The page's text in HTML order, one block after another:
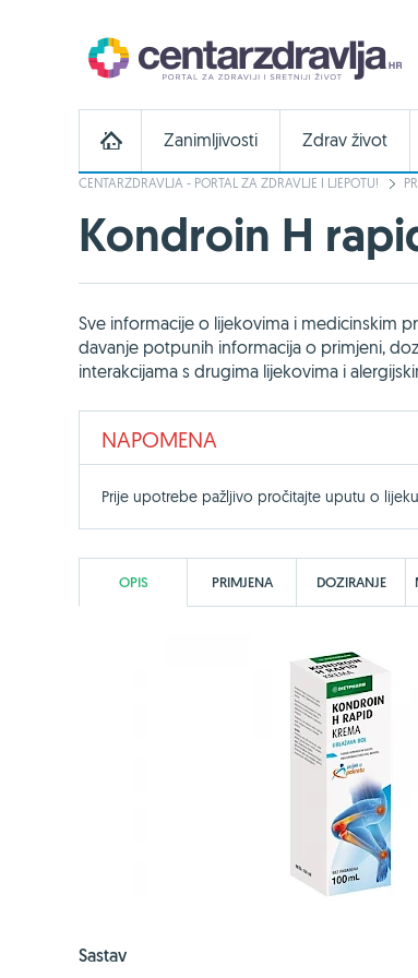
Zanimljivosti Zdrav život
CENTARZDRAVLJA - PORTAL ZA ZDRAVLJE I LJEPOTU!
Kondroin H
Sve informacije o lijekovima i medicinskim
davanje potpunih informacija o primjeni,
interakcijama s drugima lijekovima i
NAPOMENA
Prije upotrebe pažljivo pročitajte uputu o
OPIS PRIMJENA DOZIRANJE
Sastav